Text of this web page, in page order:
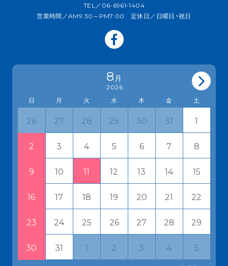
TEL／06-6961-1404
営業時間／AM9:30～PM7:00 定休日／日曜日・祝日
8 月
2026
日
月 火 水 木 金 土
26 27 28 29 30 31 1
2 3 4 5 6 7 8
9 10 11 12 13 14 15
16 17 18 19 20 21 22
23 24 25 26 27 28 29
30 31 1 2 3 4 5